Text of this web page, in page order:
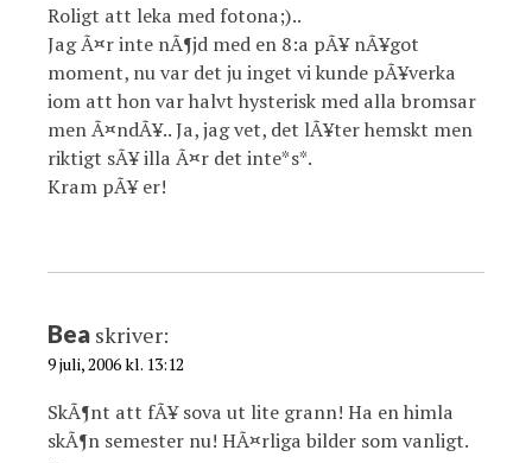
Roligt att leka med fotona;)..
Jag Ã¤r inte nÃ¶jd med en 8:a pÃ¥ nÃ¥got
moment, nu var det ju inget vi kunde pÃ¥verka
iom att hon var halvt hysterisk med alla bromsar
men Ã¤ndÃ¥.. Ja, jag vet, det lÃ¥ter hemskt men
riktigt sÃ¥ illa Ã¤r det inte*s*.
Kram pÃ¥ er!
Bea skriver:
9 juli, 2006 kl. 13:12
SkÃ¶nt att fÃ¥ sova ut lite grann! Ha en himla
skÃ¶n semester nu! HÃ¤rliga bilder som vanligt.